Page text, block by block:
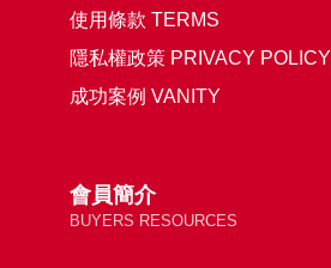
使用條款 TERMS
隱私權政策 PRIVACY POLICY
成功案例 VANITY
會員簡介
BUYERS RESOURCES